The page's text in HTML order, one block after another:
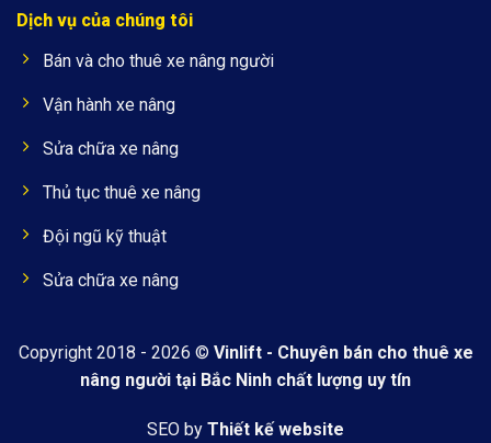
Dịch vụ của chúng tôi
Bán và cho thuê xe nâng người
Vận hành xe nâng
Sửa chữa xe nâng
Thủ tục thuê xe nâng
Đội ngũ kỹ thuật
Sửa chữa xe nâng
Copyright 2018 - 2026 © Vinlift - Chuyên bán cho thuê xe
nâng người tại Bắc Ninh chất lượng uy tín
SEO by Thiết kế website